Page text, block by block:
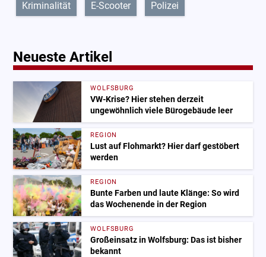
Kriminalität E-Scooter Polizei
Neueste Artikel
WOLFSBURG
VW-Krise? Hier stehen derzeit
ungewöhnlich viele Bürogebäude leer
REGION
Lust auf Flohmarkt? Hier darf gestöbert
werden
REGION
Bunte Farben und laute Klänge: So wird
das Wochenende in der Region
WOLFSBURG
Großeinsatz in Wolfsburg: Das ist bisher
bekannt